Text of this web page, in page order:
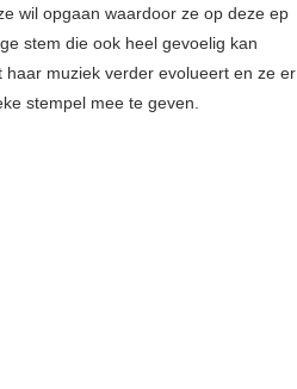
wil opgaan waardoor ze op deze ep
stem die ook heel gevoelig kan
haar muziek verder evolueert en ze er
stempel mee te geven.